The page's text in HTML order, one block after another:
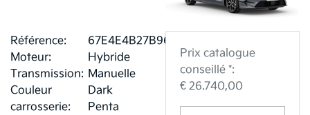
Référence:
67E4E4B27B967
Moteur:
Hybride
Transmission: Manuelle
Couleur
carrosserie:
Dark
Penta
Prix catalogue
conseillé *:
€ 26.740,00